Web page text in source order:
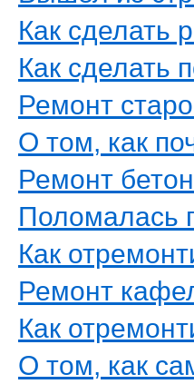
Как сделать
Как сделать
Ремонт
О том, как
Ремонт
Поломалась
Как
Ремонт
Как
О том, как